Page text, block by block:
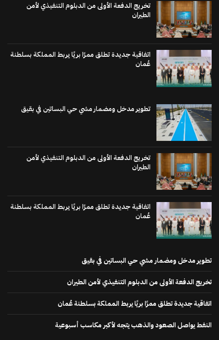
تخريج الدفعة الأولى من الدبلوم التنفيذي لأمن
الطيران
اتفاقية جديدة تطلق ممرًا بريًا يربط المملكة بسلطنة
عُمان
تطوير مدخل ومضمار مشي حي البساتين في بقيق
تخريج الدفعة الأولى من الدبلوم التنفيذي لأمن
الطيران
اتفاقية جديدة تطلق ممرًا بريًا يربط المملكة بسلطنة
عُمان
تطوير مدخل ومضمار مشي حي البساتين في بقيق
تخريج الدفعة الأولى من الدبلوم التنفيذي لأمن الطيران
اتفاقية جديدة تطلق ممرًا بريًا يربط المملكة بسلطنة عُمان
النفط يواصل الصعود والذهب يتجه لأكبر مكاسب أسبوعية